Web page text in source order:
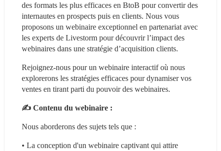
des formats les plus efficaces en BtoB pour convertir des
internautes en prospects puis en clients. Nous vous
proposons un webinaire exceptionnel en partenariat avec
les experts de Livestorm pour découvrir l’impact des
webinaires dans une stratégie d’acquisition clients.
Rejoignez-nous pour un webinaire interactif où nous
explorerons les stratégies efficaces pour dynamiser vos
ventes en tirant parti du pouvoir des webinaires.
✍ Contenu du webinaire :
Nous aborderons des sujets tels que :
• La conception d'un webinaire captivant qui attire